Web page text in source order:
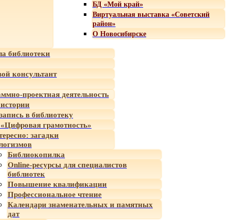
БД «Мой край»
Виртуальная выставка «Советский
район»
О Новосибирске
библиотеки
консультант
проектная деятельность
в библиотеку
грамотность»
загадки
Библиокопилка
Online-ресурсы для специалистов
библиотек
Повышение квалификации
Профессиональное чтение
Календари знаменательных и памятных
дат